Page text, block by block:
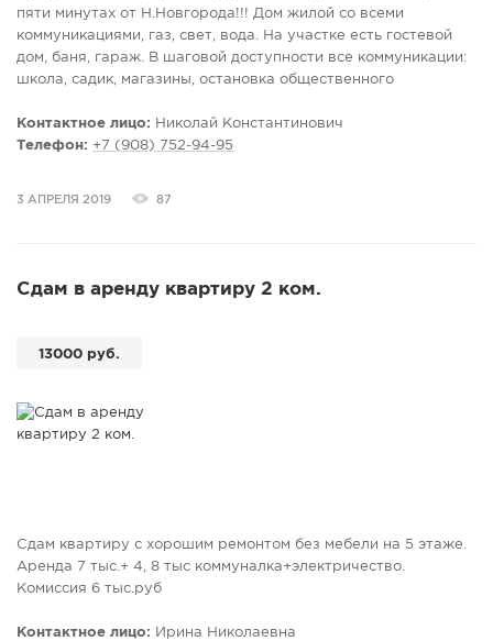
пяти минутах от Н.Новгорода!!! Дом жилой со всеми
коммуникациями, газ, свет, вода. На участке есть гостевой
дом, баня, гараж. В шаговой доступности все коммуникации:
школа, садик, магазины, остановка общественного
живописные места, красивое озеро и цветущие луга!!! При
продаже предоставляем полный пакет документов,
Контактное лицо: Николай Константинович
Телефон: +7 (908) 752-94-95
3 АПРЕЛЯ 2019 87
Сдам в аренду квартиру 2 ком.
13000 руб.
Сдам квартиру с хорошим ремонтом без мебели на 5 этаже.
Аренда 7 тыс.+ 4, 8 тыс коммуналка+электричество.
Комиссия 6 тыс.руб
Контактное лицо: Ирина Николаевна